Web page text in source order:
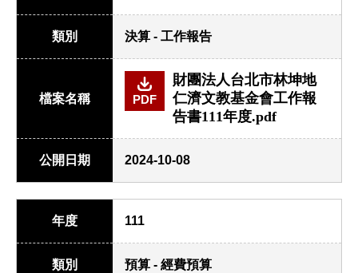
類別 決算 - 工作報告
檔案名稱 PDF
財團法人台北市林坤地
仁濟文教基金會工作報
告書111年度.pdf
公開日期 2024-10-08
年度 111
類別 預算 - 經費預算